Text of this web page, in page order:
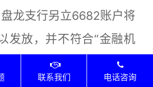
龙支行另立6682账户将
发放，并不符合“金融机
院冻结的款项，致冻结
联系我们 电话咨询